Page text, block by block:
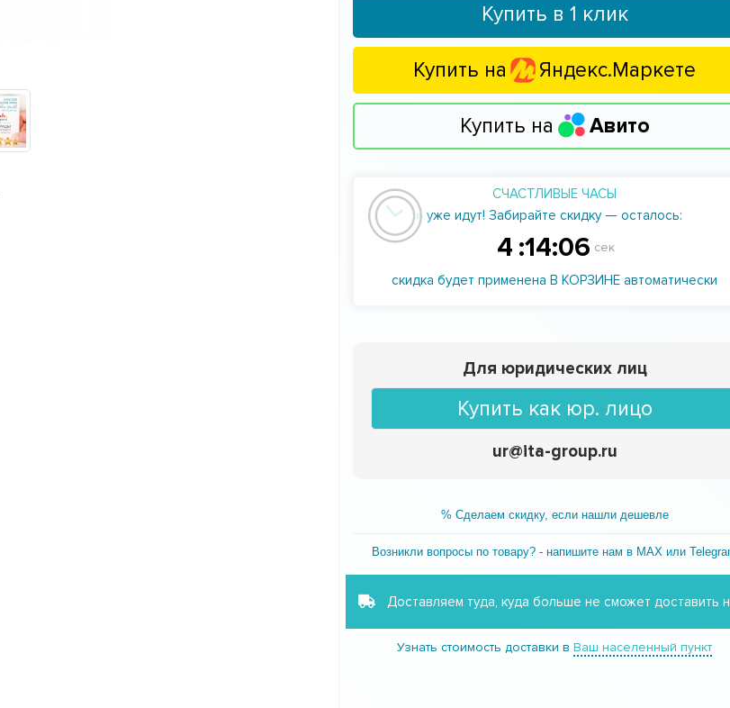
Купить в 1 клик
Купить на Яндекс.Маркете
Купить на Авито
СЧАСТЛИВЫЕ ЧАСЫ
уже идут! Забирайте скидку — осталось:
4 :14:05 сек
скидка будет применена В КОРЗИНЕ автоматически
Для юридических лиц
Купить как юр. лицо
ur@ita-group.ru
% Сделаем скидку, если нашли дешевле
Возникли вопросы по товару? - напишите нам в MAX или
Доставляем туда, куда больше не сможет доставить
Узнать стоимость доставки вВаш населенный пункт